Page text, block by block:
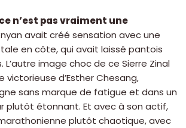
n’est pas vraiment une
avait créé sensation avec une
en côte, qui avait laissé pantois
L’autre image choc de ce Sierre Zinal
victorieuse d’Esther Chesang,
sans marque de fatigue et dans un
plutôt étonnant. Et avec à son actif,
plutôt chaotique, avec